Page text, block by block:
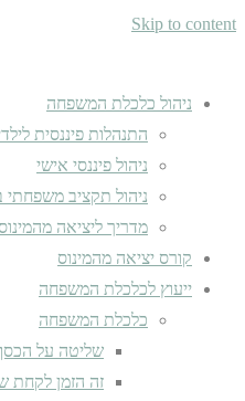
Skip to content
ניהול כלכלת המשפחה
התנהלות פיננסית
ניהול פיננסי אישי
ניהול תקציב
מדריך ליציאה
קורס יציאה מהמינוס
ייעוץ לכלכלת המשפחה
כלכלת המשפחה
שליטה על הכסף
זה הזמן לקחת